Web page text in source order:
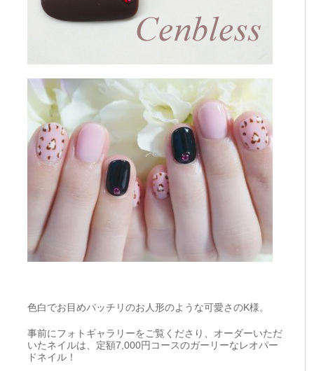
色白でお目めパッチリのお人形のような可愛さのK様。
事前にフォトギャラリーをご覧くださり、オーダーいただ
いたネイルは、定額7,000円コースのガーリーなレオパー
ドネイル！